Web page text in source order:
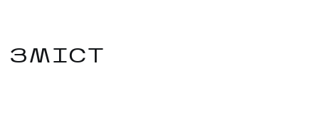
ЗМІСТ